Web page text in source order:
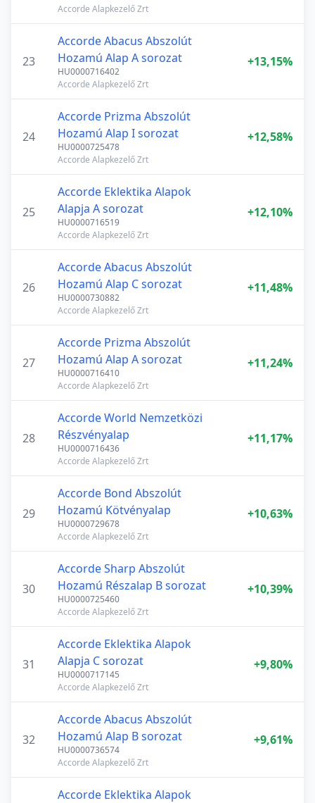
Accorde Alapkezelő Zrt
23
Accorde Abacus Abszolút
Hozamú Alap A sorozat
HU0000716402
Accorde Alapkezelő Zrt
+13,15%
24
Accorde Prizma Abszolút
Hozamú Alap I sorozat
HU0000725478
Accorde Alapkezelő Zrt
+12,58%
25
Accorde Eklektika Alapok
Alapja A sorozat
HU0000716519
Accorde Alapkezelő Zrt
+12,10%
26
Accorde Abacus Abszolút
Hozamú Alap C sorozat
HU0000730882
Accorde Alapkezelő Zrt
+11,48%
27
Accorde Prizma Abszolút
Hozamú Alap A sorozat
HU0000716410
Accorde Alapkezelő Zrt
+11,24%
28
Accorde World Nemzetközi
Részvényalap
HU0000716436
Accorde Alapkezelő Zrt
+11,17%
29
Accorde Bond Abszolút
Hozamú Kötvényalap
HU0000729678
Accorde Alapkezelő Zrt
+10,63%
30
Accorde Sharp Abszolút
Hozamú Részalap B sorozat
HU0000725460
Accorde Alapkezelő Zrt
+10,39%
31
Accorde Eklektika Alapok
Alapja C sorozat
HU0000717145
Accorde Alapkezelő Zrt
+9,80%
32
Accorde Abacus Abszolút
Hozamú Alap B sorozat
HU0000736574
Accorde Alapkezelő Zrt
+9,61%
Accorde Eklektika Alapok